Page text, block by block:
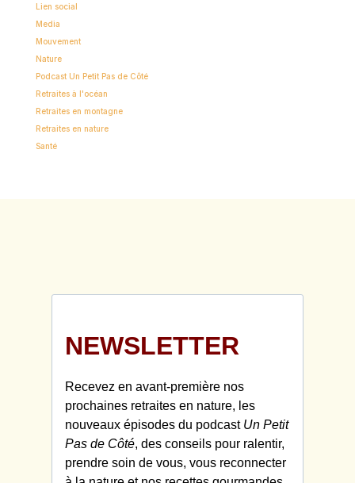
Lien social
Media
Mouvement
Nature
Podcast Un Petit Pas de Côté
Retraites à l'océan
Retraites en montagne
Retraites en nature
Santé